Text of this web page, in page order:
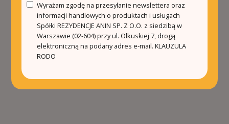
Wyrażam zgodę na przesyłanie newslettera oraz
informacji handlowych o produktach i usługach
Spółki REZYDENCJE ANIN SP. Z O.O. z siedzibą w
Warszawie (02-604) przy ul. Olkuskiej 7, drogą
elektroniczną na podany adres e-mail.KLAUZULA
RODO